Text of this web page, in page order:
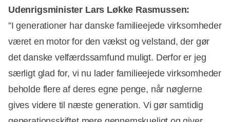
Udenrigsminister Lars Løkke Rasmussen:
”I generationer har danske familieejede virksomheder
været en motor for den vækst og velstand, der gør
det danske velfærdssamfund muligt. Derfor er jeg
særligt glad for, vi nu lader familieejede virksomheder
beholde flere af deres egne penge, når nøglerne
gives videre til næste generation. Vi gør samtidig